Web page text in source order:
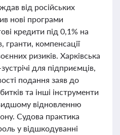
від російських
нові програми
кредити під 0,1% на
гранти, компенсації
ризиків. Харківська
для підприємців,
подання заяв до
та інші інструменти
відновленню
Судова практика
у відшкодуванні